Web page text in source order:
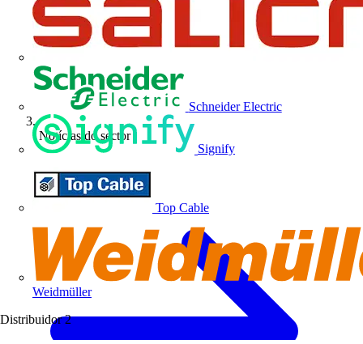
Schneider Electric
Signify
Top Cable
Weidmüller
Distribuidor 2
Notícias do sector